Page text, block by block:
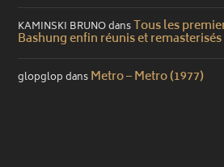
KAMINSKI BRUNOdansTous les
Bashung enfin réunis et remasterisés
glopglopdansMetro – Metro (1977)